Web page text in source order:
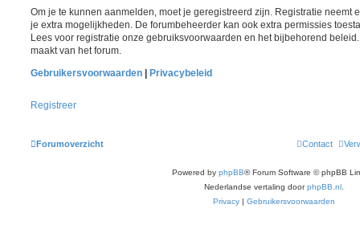
Om je te kunnen aanmelden, moet je geregistreerd zijn. Registratie neemt
je extra mogelijkheden. De forumbeheerder kan ook extra permissies
Lees voor registratie onze gebruiksvoorwaarden en het bijbehorend
maakt van het forum.
Gebruikersvoorwaarden
Privacybeleid
Registreer
Forumoverzicht Contact
Powered by phpBB® Forum Software © phpBB
Nederlandse vertaling doorphpBB.nl.
Privacy| Gebruikersvoorwaarden